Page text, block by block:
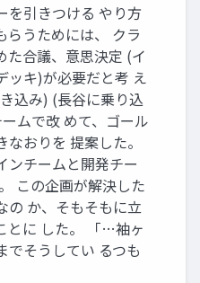
を引きつける やり⽅
らうためには、 クラ
た合議、意思決定 (イ
ッキ)が必要だと考 え
込み) (⻑⾕に乗り込
ムで改 めて、ゴール
なおりを 提案した。
ンチームと開発チー
この企画が解決した
の か、そもそもに⽴
とに した。 「…袖ヶ
でそうしてい るつも